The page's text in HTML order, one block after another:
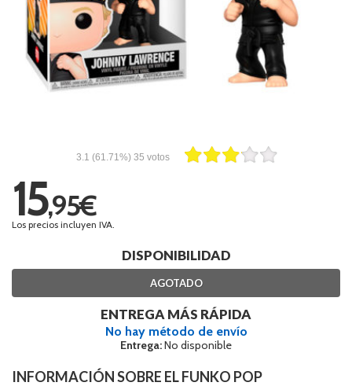
3.1 (61.71%) 35 votos
15,95€
Los precios incluyen IVA.
DISPONIBILIDAD
AGOTADO
ENTREGA MÁS RÁPIDA
No hay método de envío
Entrega:No disponible
INFORMACIÓN SOBRE EL FUNKO POP